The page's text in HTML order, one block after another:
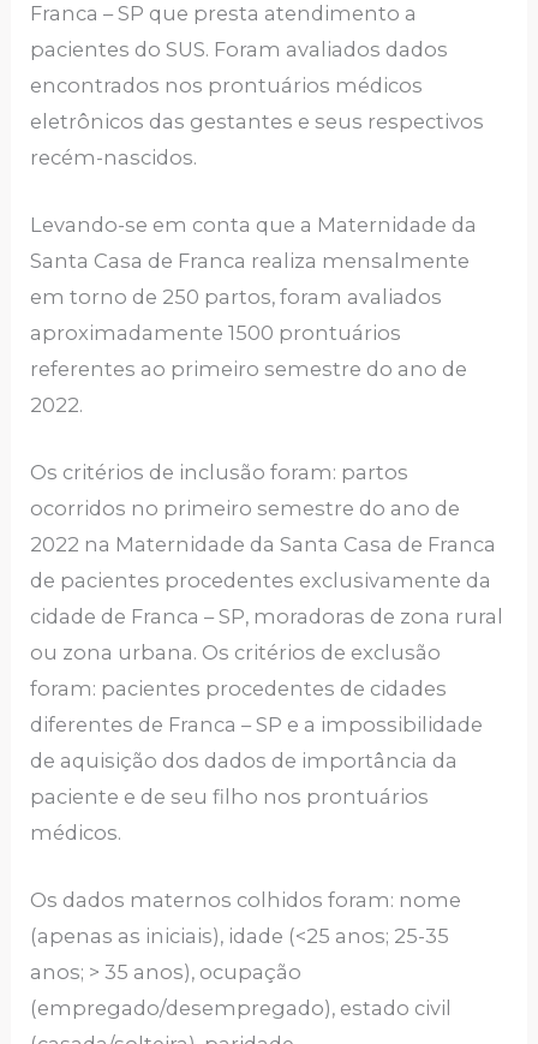
Franca – SP que presta atendimento a
pacientes do SUS. Foram avaliados dados
encontrados nos prontuários médicos
eletrônicos das gestantes e seus respectivos
recém-nascidos.
Levando-se em conta que a Maternidade da
Santa Casa de Franca realiza mensalmente
em torno de 250 partos, foram avaliados
aproximadamente 1500 prontuários
referentes ao primeiro semestre do ano de
2022.
Os critérios de inclusão foram: partos
ocorridos no primeiro semestre do ano de
2022 na Maternidade da Santa Casa de Franca
de pacientes procedentes exclusivamente da
cidade de Franca – SP, moradoras de zona rural
ou zona urbana. Os critérios de exclusão
foram: pacientes procedentes de cidades
diferentes de Franca – SP e a impossibilidade
de aquisição dos dados de importância da
paciente e de seu filho nos prontuários
médicos.
Os dados maternos colhidos foram: nome
(apenas as iniciais), idade (<25 anos; 25-35
anos; > 35 anos), ocupação
(empregado/desempregado), estado civil